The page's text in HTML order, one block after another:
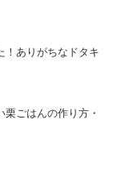
！ありがちなドタキ
ごはんの作り方・